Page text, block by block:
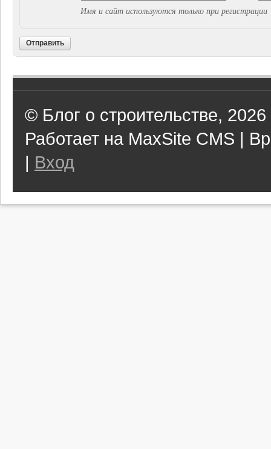
Имя и сайт используются только при регистрации
Отправить
© Блог о строительстве, 2026
Работает на MaxSite CMS |
| Вход